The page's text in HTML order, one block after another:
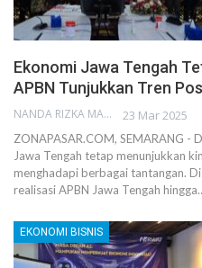
Ekonomi Jawa Tengah
APBN Tunjukkan Tren
NANDA RIZKA MAHENDRA 23 Mar 2025
ZONAPASAR.COM, SEMARANG
Jawa Tengah tetap menunjukkan
menghadapi berbagai tantangan.
realisasi APBN Jawa Tengah
EKONOMI BISNIS